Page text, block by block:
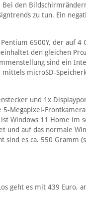
den
zu tun. Ein
6500Y, der auf 4
den gleichen
sind ein
mittels microSD-
und 1x
Megapixel-
Windows 11 Home im
und auf das normale
es ca. 550 Gramm
geht es mit 439 Euro,